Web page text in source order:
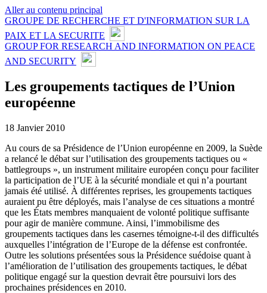
Aller au contenu principal
GROUPE DE RECHERCHE ET D'INFORMATION SUR LA
PAIX ET LA SECURITE
GROUP FOR RESEARCH AND INFORMATION ON PEACE
AND SECURITY
Les groupements tactiques de l’Union
européenne
18 Janvier 2010
Au cours de sa Présidence de l’Union européenne en 2009, la Suède
a relancé le débat sur l’utilisation des groupements tactiques ou «
battlegroups », un instrument militaire européen conçu pour faciliter
la participation de l’UE à la sécurité mondiale et qui n’a pourtant
jamais été utilisé. À différentes reprises, les groupements tactiques
auraient pu être déployés, mais l’analyse de ces situations a montré
que les États membres manquaient de volonté politique suffisante
pour agir de manière commune. Ainsi, l’immobilisme des
groupements tactiques dans les casernes témoigne-t-il des difficultés
auxquelles l’intégration de l’Europe de la défense est confrontée.
Outre les solutions présentées sous la Présidence suédoise quant à
l’amélioration de l’utilisation des groupements tactiques, le débat
politique engagé sur la question devrait être poursuivi lors des
prochaines présidences en 2010.